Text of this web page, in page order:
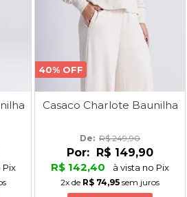
Pix
40% OFF
Casaco Charlote Baunilha
De: R$ 249,90
Por: R$ 149,90
R$ 142,40
à vista no Pix
2x de R$ 74,95 sem juros